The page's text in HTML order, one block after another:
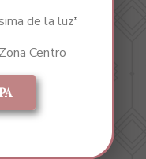
de la luz”
Centro